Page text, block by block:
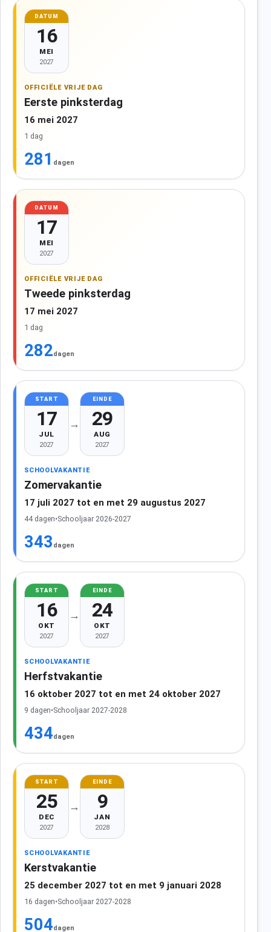
DATUM
16
MEI
2027
OFFICIËLE VRIJE DAG
Eerste pinksterdag
16 mei 2027
1 dag
281 dagen
DATUM
17
MEI
2027
OFFICIËLE VRIJE DAG
Tweede pinksterdag
17 mei 2027
1 dag
282dagen
START
17
JUL
2027
→
EINDE
29
AUG
2027
SCHOOLVAKANTIE
Zomervakantie
17 juli 2027 tot en met 29 augustus 2027
44 dagen•Schooljaar 2026-2027
343 dagen
START
16
OKT
2027
→
EINDE
24
OKT
2027
SCHOOLVAKANTIE
Herfstvakantie
16 oktober 2027 tot en met 24 oktober 2027
9 dagen•Schooljaar 2027-2028
434dagen
START
25
DEC
2027
→
EINDE
9
JAN
2028
SCHOOLVAKANTIE
Kerstvakantie
25 december 2027 tot en met 9 januari 2028
16 dagen•Schooljaar 2027-2028
504dagen